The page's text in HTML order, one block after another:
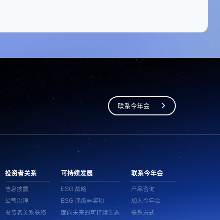
联系今年会
投资者关系
信息披露
公司治理
投资者关系联络
可持续发展
ESG 战略
ESG 评级与奖项
面向未来的可持续生态
联系今年会
产品咨询
加入今年会
联系方式